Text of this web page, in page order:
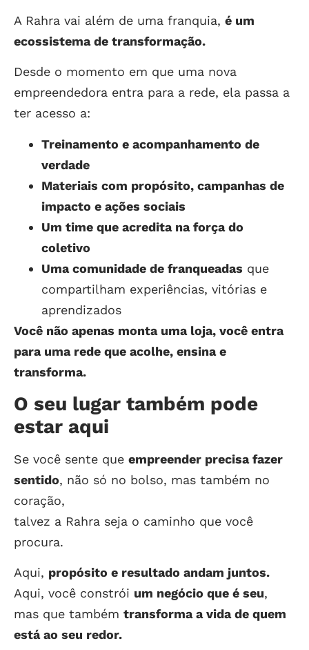
A Rahra vai além de uma franquia, é um
ecossistema de transformação.
Desde o momento em que uma nova
empreendedora entra para a rede, ela passa a
ter acesso a:
Treinamento e acompanhamento de
verdade
Materiais com propósito, campanhas de
impacto e ações sociais
Um time que acredita na força do
coletivo
Uma comunidade de franqueadas que
compartilham experiências, vitórias e
aprendizados
Você não apenas monta uma loja, você entra
para uma rede que acolhe, ensina e
transforma.
O seu lugar também pode
estar aqui
Se você sente que empreender precisa fazer
sentido, não só no bolso, mas também no
coração,
talvez a Rahra seja o caminho que você
procura.
Aqui, propósito e resultado andam juntos.
Aqui, você constrói um negócio que é seu,
mas que também transforma a vida de quem
está ao seu redor.